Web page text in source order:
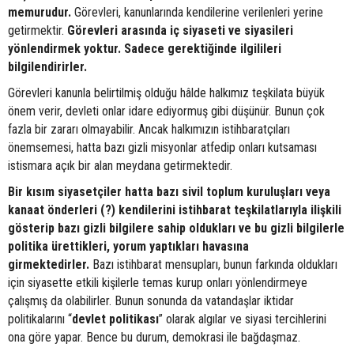
memurudur. Görevleri, kanunlarında kendilerine verilenleri yerine
getirmektir. Görevleri arasında iç siyaseti ve siyasileri
yönlendirmek yoktur. Sadece gerektiğinde ilgilileri
bilgilendirirler.
Görevleri kanunla belirtilmiş olduğu hâlde halkımız teşkilata büyük
önem verir, devleti onlar idare ediyormuş gibi düşünür. Bunun çok
fazla bir zararı olmayabilir. Ancak halkımızın istihbaratçıları
önemsemesi, hatta bazı gizli misyonlar atfedip onları kutsaması
istismara açık bir alan meydana getirmektedir.
Bir kısım siyasetçiler hatta bazı sivil toplum kuruluşları veya
kanaat önderleri (?) kendilerini istihbarat teşkilatlarıyla ilişkili
gösterip bazı gizli bilgilere sahip oldukları ve bu gizli bilgilerle
politika ürettikleri, yorum yaptıkları havasına
girmektedirler. Bazı istihbarat mensupları, bunun farkında oldukları
için siyasette etkili kişilerle temas kurup onları yönlendirmeye
çalışmış da olabilirler. Bunun sonunda da vatandaşlar iktidar
politikalarını “devlet politikası” olarak algılar ve siyasi tercihlerini
ona göre yapar. Bence bu durum, demokrasi ile bağdaşmaz.